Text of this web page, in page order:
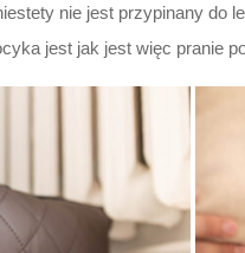
nie jest przypinany do
jest jak jest więc pranie